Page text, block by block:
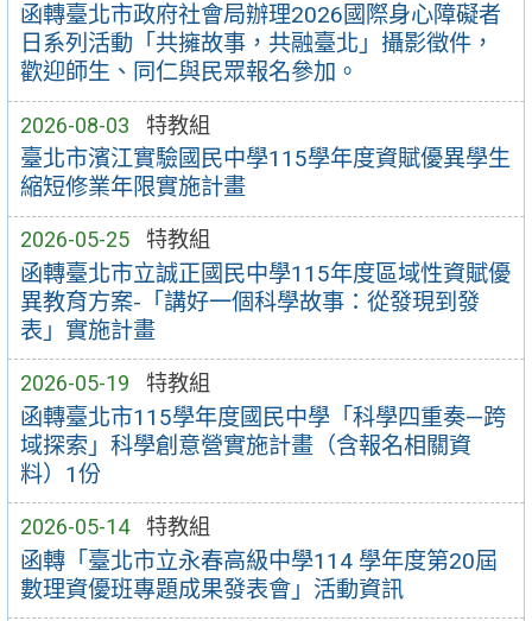
函轉臺北市政府社會局辦理2026國際身心障礙者
日系列活動「共擁故事，共融臺北」攝影徵件，
歡迎師生、同仁與民眾報名參加。
2026-08-03 特教組
臺北市濱江實驗國民中學115學年度資賦優異學生
縮短修業年限實施計畫
2026-05-25 特教組
函轉臺北市立誠正國民中學115年度區域性資賦優
異教育方案-「講好一個科學故事：從發現到發
表」實施計畫
2026-05-19 特教組
函轉臺北市115學年度國民中學「科學四重奏—跨
域探索」科學創意營實施計畫（含報名相關資
料）1份
2026-05-14 特教組
函轉「臺北市立永春高級中學114 學年度第20屆
數理資優班專題成果發表會」活動資訊